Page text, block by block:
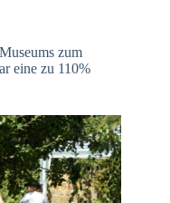
zum
eine zu 110%